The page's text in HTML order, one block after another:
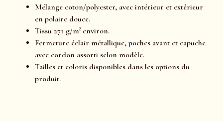
Mélange coton/polyester, avec intérieur et extérieur
en polaire douce.
Tissu 271 g/m² environ.
Fermeture éclair métallique, poches avant et capuche
avec cordon assorti selon modèle.
Tailles et coloris disponibles dans les options du
produit.